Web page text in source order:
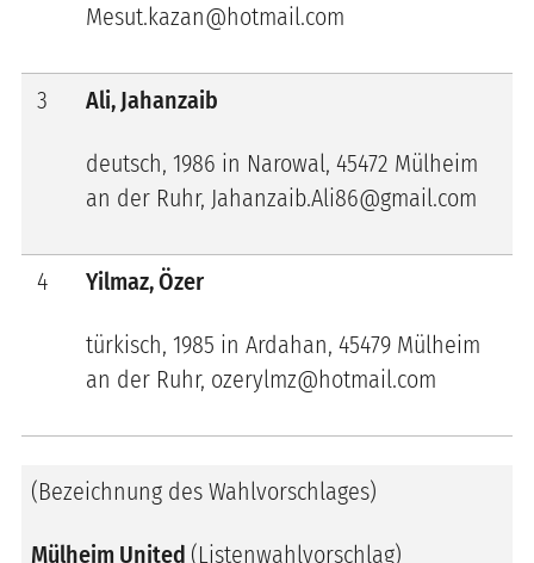
Mesut.kazan@hotmail.com
3 Ali, Jahanzaib
deutsch, 1986 in Narowal, 45472 Mülheim
an der Ruhr, Jahanzaib.Ali86@gmail.com
4 Yilmaz, Özer
türkisch, 1985 in Ardahan, 45479 Mülheim
an der Ruhr, ozerylmz@hotmail.com
(Bezeichnung des Wahlvorschlages)
Mülheim United (Listenwahlvorschlag)